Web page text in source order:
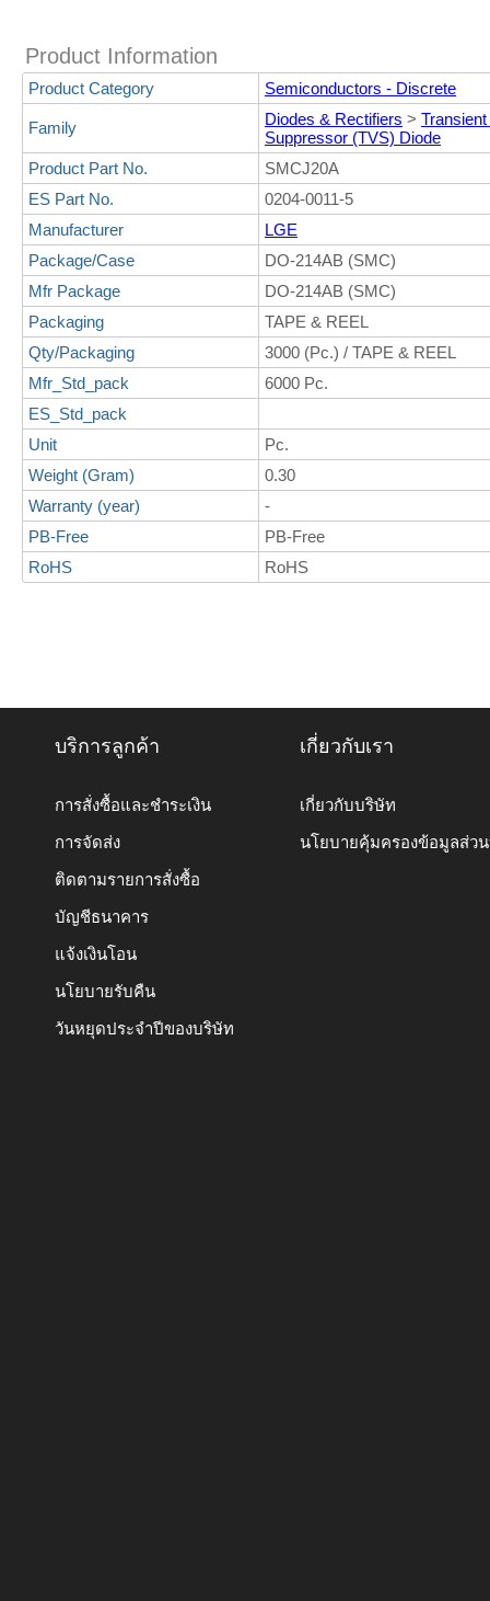
Product Information
Product Category Semiconductors - Discrete
Family Diodes & Rectifiers >
Suppressor (TVS) Diode
Product Part No.
SMCJ20A
ES Part No.
0204-0011-5
Manufacturer
LGE
Package/Case
DO-214AB (SMC)
Mfr Package
DO-214AB (SMC)
Packaging
TAPE & REEL
Qty/Packaging
3000 (Pc.) / TAPE & REEL
Mfr_Std_pack
6000 Pc.
ES_Std_pack
Unit
Pc.
Weight (Gram)
0.30
Warranty (year)
-
PB-Free
PB-Free
RoHS
RoHS
บริการลูกค้า
การสั่งซื้อและชำระเงิน
การจัดส่ง
ติดตามรายการสั่งซื้อ
บัญชีธนาคาร
แจ้งเงินโอน
นโยบายรับคืน
วันหยุดประจำปีของบริษัท
เกี่ยวกับเรา
เกี่ยวกับบริษัท
นโยบายคุ้มครองข้อมูลส่ว